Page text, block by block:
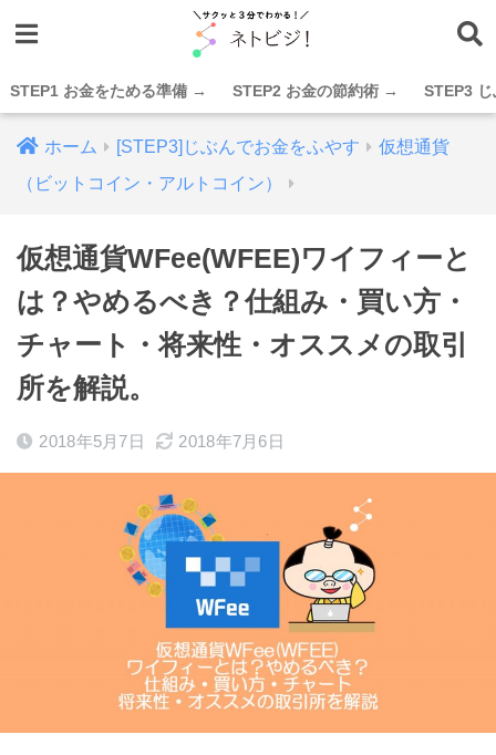
STEP1 お金をためる準備 → STEP2 お金の節約術 → STEP3
ホーム [STEP3]じぶんでお金をふやす
仮想通貨
（ビットコイン・アルトコイン）
仮想通貨WFee(WFEE)ワイフィーと
は？やめるべき？仕組み・買い方・
チャート・将来性・オススメの取引
所を解説。
2018年5月7日 2018年7月6日